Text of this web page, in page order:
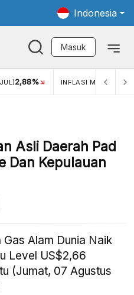
Indonesia
Masuk
2,88% INFLASI MOM (JUL)
Asli Daerah Pad
Dan Kepulauan
Gas Alam Dunia Naik
Level US$2,66
(Jumat, 07 Agustus